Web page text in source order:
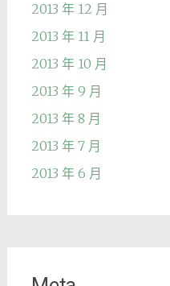
2013 年 12 月
2013 年 11 月
2013 年 10 月
2013 年 9 月
2013 年 8 月
2013 年 7 月
2013 年 6 月